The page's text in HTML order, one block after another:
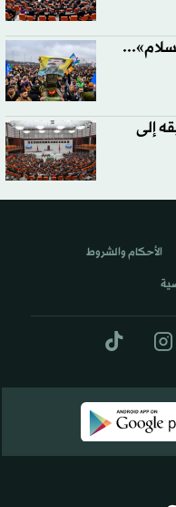
إلى
الأحكام والشروط